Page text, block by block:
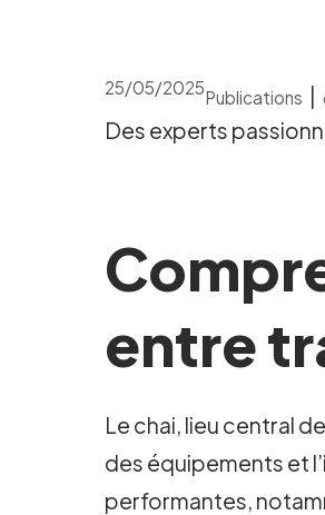
25/05/2025Publications |
Des experts
entre
Le chai, lieu central
des équipements et
performantes,